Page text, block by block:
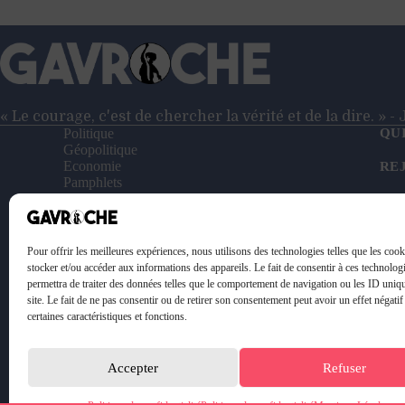
Pour offrir les meilleures expériences, nous utilisons des technologies telles que les
stocker et/ou accéder aux informations des appareils. Le fait de consentir à ces
permettra de traiter des données telles que le comportement de navigation ou les ID
site. Le fait de ne pas consentir ou de retirer son consentement peut avoir un effet
certaines caractéristiques et fonctions.
Accepter Refuser
socialiste
?
L’ambition
de
Ligne
Populaire
du
député
Philippe
« Le courage, c'est de chercher la vérité et de la dire. » -
Politique
Géopolitique
Economie
Pamphlets
Entretiens
Reportages
Le Petit Gavroche